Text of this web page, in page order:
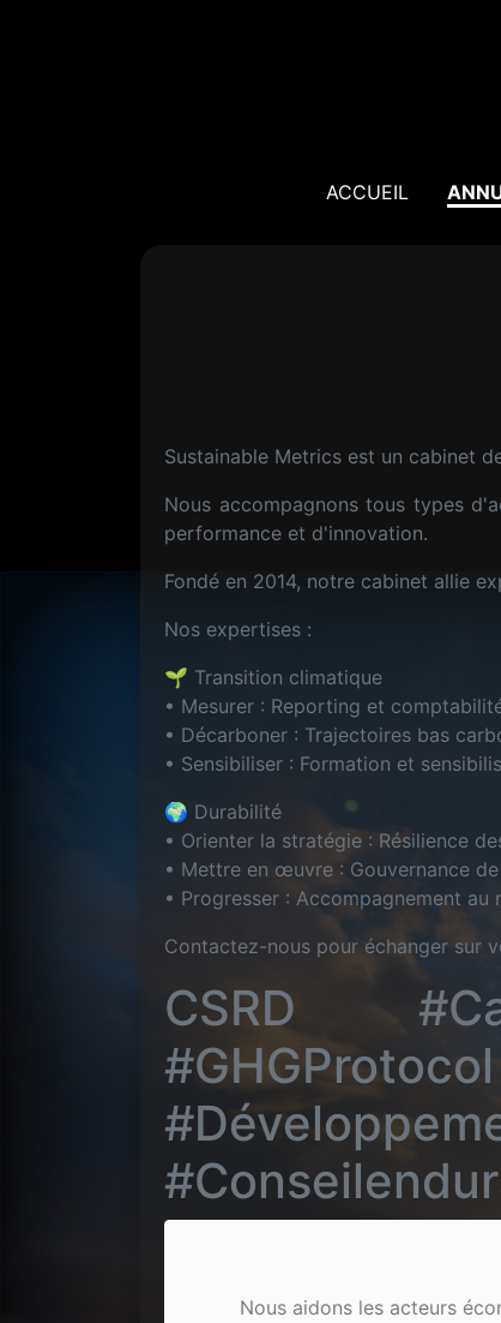
ACCUEIL
Sustainable Metrics est un cabinet
Nous accompagnons tous types
performance et d'innovation.
Fondé en 2014, notre cabinet allie
Nos expertises :
🌱 Transition climatique
• Mesurer : Reporting et
• Décarboner : Trajectoires bas
• Sensibiliser : Formation et
🌍 Durabilité
• Orienter la stratégie : Résilience
• Mettre en œuvre : Gouvernance
• Progresser : Accompagnement
Contactez-nous pour échanger sur
CSRD
Nous aidons les acteurs